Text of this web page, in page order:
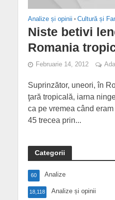
Analize și opinii • Cultură și
Niste betivi
Romania
Februarie 14, 2012
Suprinzător, uneori, în
ţară tropicală, iarna
ca pe vremea când
45 trecea prin...
Categorii
Analize
60
Analize și opinii
18,118